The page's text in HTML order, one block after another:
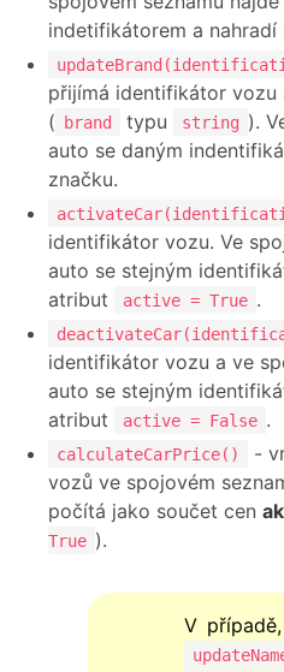
indetifikátorem a nahradí
přijímá identifikátor vozu
(
brand typu string ).
auto se daným
značku.
identifikátor vozu. Ve
auto se stejným
atribut
active = True .
identifikátor vozu a ve
auto se stejným
atribut
active = False .
calculateCarPrice()
-
vozů ve spojovém
počítá jako součet cen
True ).
V